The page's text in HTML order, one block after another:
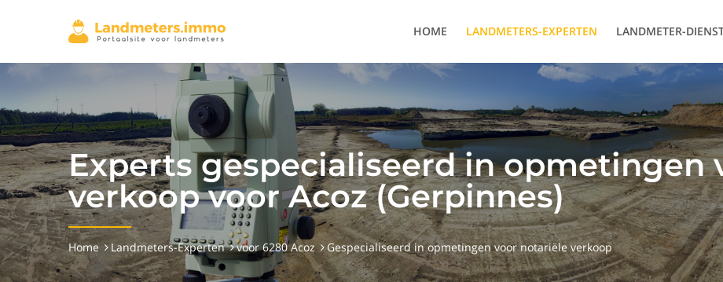
HOME LANDMETERS-EXPERTEN LANDMETER-
Experts gespecialiseerd in opmetingen
verkoop voor Acoz (Gerpinnes)
Home Landmeters-Experten voor 6280 Acoz Gespecialiseerd in opmetingen voor notariële verkoop